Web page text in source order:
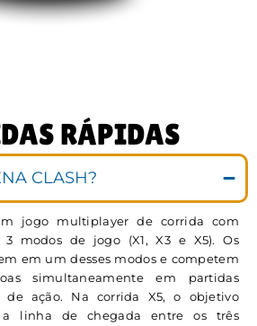
RÁPIDAS
CLASH?
jogo multiplayer de corrida com
3 modos de jogo (X1, X3 e X5). Os
em um desses modos e competem
simultaneamente em partidas
de ação. Na corrida X5, o objetivo
linha de chegada entre os três